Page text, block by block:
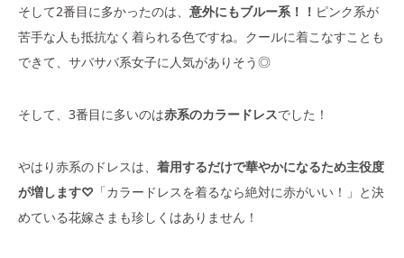
そして2番目に多かったのは、 意外にもブルー系！！ ピンク系が
苦手な人も抵抗なく着られる色ですね。クールに着こなすことも
できて、サバサバ系女子に人気がありそう◎
そして、3番目に多いのは赤系のカラードレスでした！
やはり赤系のドレスは、 着用するだけで華やかになるため主役度
が増します♡ 「カラードレスを着るなら絶対に赤がいい！」と決
めている花嫁さまも珍しくはありません！